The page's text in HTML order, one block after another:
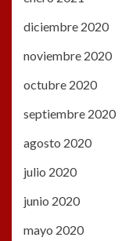
diciembre 2020
noviembre 2020
octubre 2020
septiembre 2020
agosto 2020
julio 2020
junio 2020
mayo 2020